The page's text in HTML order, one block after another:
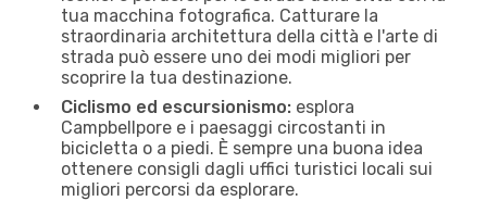
tua macchina fotografica. Catturare la
straordinaria architettura della città e l'arte di
strada può essere uno dei modi migliori per
scoprire la tua destinazione.
Ciclismo ed escursionismo: esplora
Campbellpore e i paesaggi circostanti in
bicicletta o a piedi. È sempre una buona idea
ottenere consigli dagli uffici turistici locali sui
migliori percorsi da esplorare.